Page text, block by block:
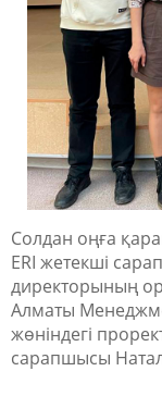
Солдан оңға
ERI жетекші
директорының
Алматы
жөніндегі
сарапшысы